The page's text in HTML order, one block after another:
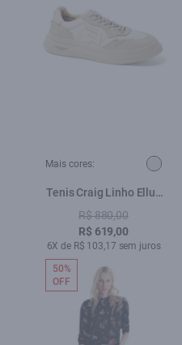
Mais cores:
Tenis Craig Linho Ellus
Natural
R$ 880,00
R$ 619,00
6X de R$ 103,17 sem juros
50%
OFF